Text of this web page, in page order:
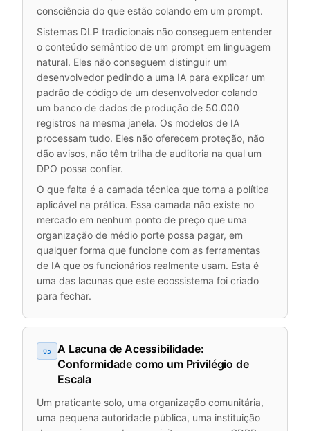
consciência do que estão colando em um prompt.
Sistemas DLP tradicionais não conseguem entender
o conteúdo semântico de um prompt em linguagem
natural. Eles não conseguem distinguir um
desenvolvedor pedindo a uma IA para explicar um
padrão de código de um desenvolvedor colando
um banco de dados de produção de 50.000
registros na mesma janela. Os modelos de IA
processam tudo. Eles não oferecem proteção, não
dão avisos, não têm trilha de auditoria na qual um
DPO possa confiar.
O que falta é a camada técnica que torna a política
aplicável na prática. Essa camada não existe no
mercado em nenhum ponto de preço que uma
organização de médio porte possa pagar, em
qualquer forma que funcione com as ferramentas
de IA que os funcionários realmente usam. Esta é
uma das lacunas que este ecossistema foi criado
para fechar.
05
A Lacuna de Acessibilidade:
Conformidade como um Privilégio de
Escala
Um praticante solo, uma organização comunitária,
uma pequena autoridade pública, uma instituição